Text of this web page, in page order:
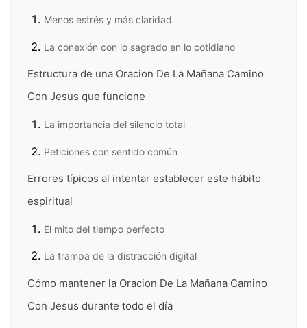
Menos estrés y más claridad
La conexión con lo sagrado en lo cotidiano
Estructura de una Oracion De La Mañana Camino
Con Jesus que funcione
La importancia del silencio total
Peticiones con sentido común
Errores típicos al intentar establecer este hábito
espiritual
El mito del tiempo perfecto
La trampa de la distracción digital
Cómo mantener la Oracion De La Mañana Camino
Con Jesus durante todo el día